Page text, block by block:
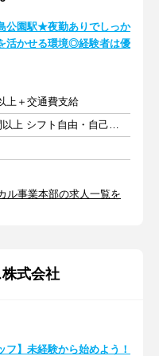
公園駅★夜勤ありでしっか
活かせる環境◎経験者は優
上＋交通費支給
週5日以上 1日8時間以上 シフト自由・自己申告
事業本部の求人一覧を
式会社
フ】未経験から始めよう！